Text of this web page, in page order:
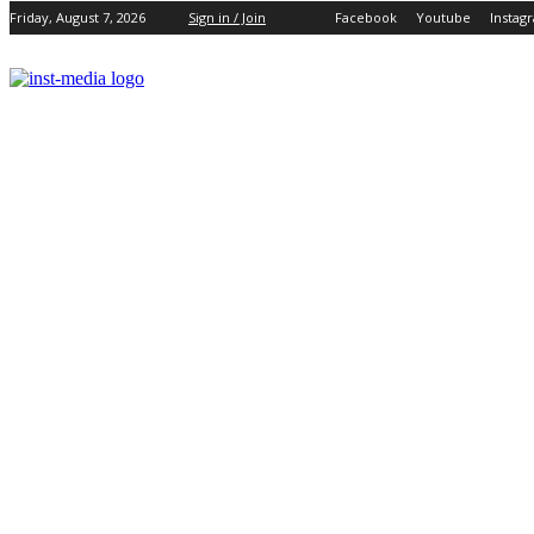
Friday, August 7, 2026 Sign in / Join Facebook Youtube